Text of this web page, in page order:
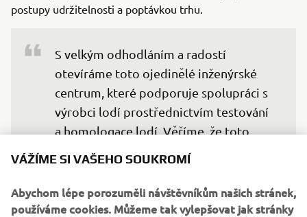
postupy udržitelnosti a poptávkou trhu.
S velkým odhodláním a radostí
otevíráme toto ojedinělé inženýrské
centrum, které podporuje spolupráci s
výrobci lodí prostřednictvím testování
a homologace lodí. Věříme, že toto
centrum bude mít pro stavitele lodí
k dosažení našich globálních cílů
v oblasti udržitelnosti lodní dopravy.
VÁŽÍME SI VAŠEHO SOUKROMÍ
Abychom lépe porozuměli návštěvníkům našich stránek,
používáme cookies. Můžeme tak vylepšovat jak stránky